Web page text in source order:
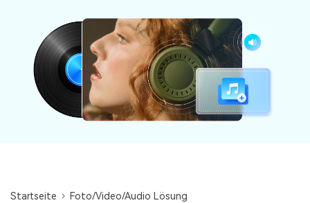
Geräteprobleme lösen
Bonusinformationen
Guide & Support
Mehr Lösungen
Für die professionelle, KI-gestützte Reparatur
von Videos, Fotos, Dokumenten und
Audiodateien.
Repairit für Email
Startseite
Foto/Video/Audio Lösung